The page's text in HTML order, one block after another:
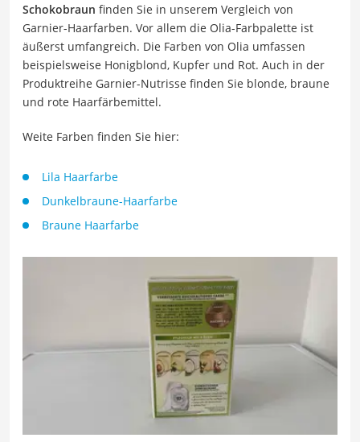
Schokobraun finden Sie in unserem Vergleich von
Garnier-Haarfarben. Vor allem die Olia-Farbpalette ist
äußerst umfangreich. Die Farben von Olia umfassen
beispielsweise Honigblond, Kupfer und Rot. Auch in der
Produktreihe Garnier-Nutrisse finden Sie blonde, braune
und rote Haarfärbemittel.
Weite Farben finden Sie hier:
Lila Haarfarbe
Dunkelbraune-Haarfarbe
Braune Haarfarbe